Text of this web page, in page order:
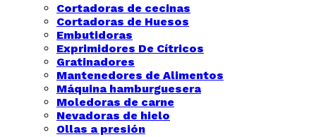
Cortadoras de cecinas
Cortadoras de Huesos
Embutidoras
Exprimidores De Cítricos
Gratinadores
Mantenedores de Alimentos
Máquina hamburguesera
Moledoras de carne
Nevadoras de hielo
Ollas a presión